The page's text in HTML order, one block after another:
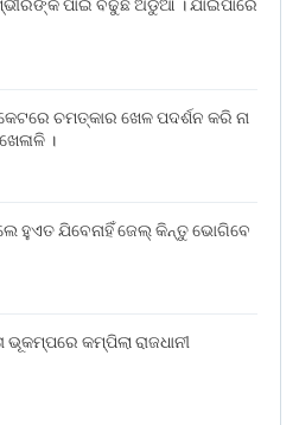
ପାଇଁ ବଢୁଛି ଅଡୁଆ । ଯାଇପାରେ
ଚମତ୍କାର ଖେଳ ପଦର୍ଶନ କରି ନା
।
ହୁଏତ ଯିବେନାହିଁ ଜେଲ୍ କିନ୍ତୁ ଭୋଗିବେ
ଭୂକମ୍ପରେ କମ୍ପିଲା ରାଜଧାନୀ